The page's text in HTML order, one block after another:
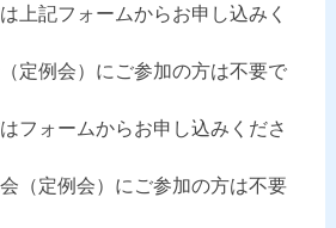
上記フォームからお申し込みく
定例会）にご参加の方は不要で
フォームからお申し込みくださ
（定例会）にご参加の方は不要